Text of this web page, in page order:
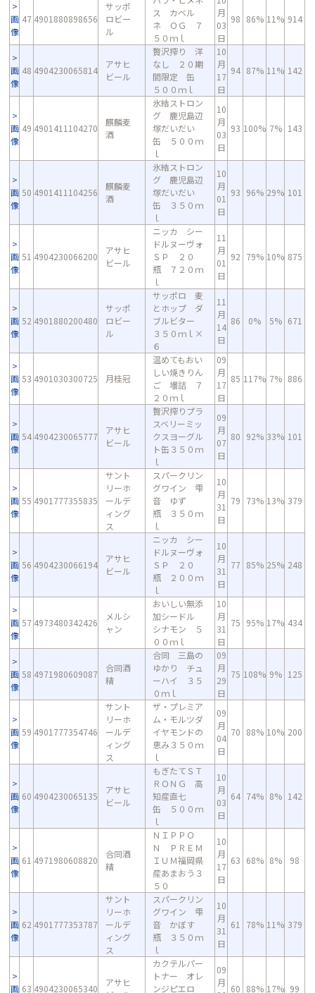
画
像
47 4901880898656
サッポ
ロビー
ル
ス カベル
ネ ＯＧ ７
５０ｍｌ
月
03
日
98 86% 11% 914
画
像
48 4904230065814
アサヒ
ビール
贅沢搾り 洋
なし ２０期
間限定 缶
５００ｍｌ
10
月
17
日
94 87% 11% 142
画
像
49 4901411104270
麒麟麦
酒
氷結ストロン
グ 鹿児島辺
塚だいだい
缶 ５００ｍ
ｌ
10
月
03
日
93 100% 7% 143
画
像
50 4901411104256
麒麟麦
酒
氷結ストロン
グ 鹿児島辺
塚だいだい
缶 ３５０ｍ
ｌ
10
月
01
日
93 96% 29% 101
画
像
51 4904230066200
アサヒ
ビール
ニッカ シー
ドルヌーヴォ
ＳＰ ２０
瓶 ７２０ｍ
ｌ
11
月
01
日
92 79% 10% 875
画
像
52 4901880200480
サッポ
ロビー
ル
サッポロ 麦
とホップ ダ
ブルビター
３５０ｍｌ×
６
11
月
14
日
86 0% 5% 671
画
像
53 4901030300725 月桂冠
温めてもおい
しい焼きりん
ご 壜詰 ７
２０ｍｌ
09
月
17
日
85 117% 7% 886
画
像
54 4904230065777
アサヒ
ビール
贅沢搾りプラ
スベリーミッ
クスヨーグル
ト缶３５０ｍ
ｌ
09
月
07
日
80 92% 33% 101
画
像
55 4901777355835
サント
リーホ
ールデ
ィング
ス
スパークリン
グワイン 雫
音 ゆず
瓶 ３５０ｍ
ｌ
10
月
31
日
79 73% 13% 379
画
像
56 4904230066194
アサヒ
ビール
ニッカ シー
ドルヌーヴォ
ＳＰ ２０
瓶 ２００ｍ
ｌ
10
月
31
日
77 85% 25% 248
画
像
57 4973480342426
メルシ
ャン
おいしい無添
加シードル
シナモン ５
００ｍｌ
10
月
31
日
75 95% 17% 434
画
像
58 4971980609087
合同酒
精
合同 三島の
ゆかり チュ
ーハイ ３５
０ｍｌ
09
月
29
日
75 108% 9% 125
画
像
59 4901777354746
サント
リーホ
ールデ
ィング
ス
ザ・プレミア
ム・モルツダ
イヤモンドの
恵み３５０ｍ
ｌ
09
月
04
日
70 88% 10% 200
画
像
60 4904230065135
アサヒ
ビール
もぎたてＳＴ
ＲＯＮＧ 高
知産直七
缶 ５００ｍ
ｌ
10
月
03
日
64 74% 8% 142
画
像
61 4971980608820
合同酒
精
ＮＩＰＰＯ
Ｎ ＰＲＥＭ
ＩＵＭ福岡県
産あまおう３
５０
10
月
17
日
63 68% 8% 98
画
像
62 4901777353787
サント
リーホ
ールデ
ィング
ス
スパークリン
グワイン 雫
音 かぼす
瓶 ３５０ｍ
ｌ
10
月
31
日
61 78% 11% 379
画 63 4904230065340
アサヒ
カクテルパー
トナー オレ
ンジピエロ
09
月
60 88% 17% 99